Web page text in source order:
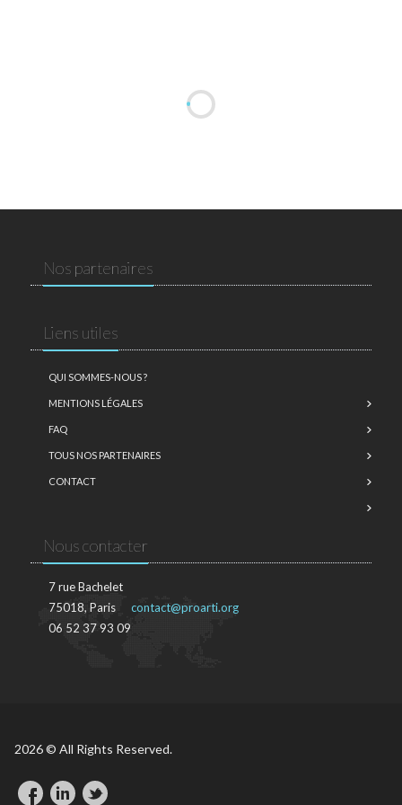
Nos partenaires
Liens utiles
QUI SOMMES-NOUS ?
MENTIONS LÉGALES
FAQ
TOUS NOS PARTENAIRES
CONTACT
Nous contacter
7 rue Bachelet
75018, Paris
06 52 37 93 09
contact@proarti.org
2026 © All Rights Reserved.